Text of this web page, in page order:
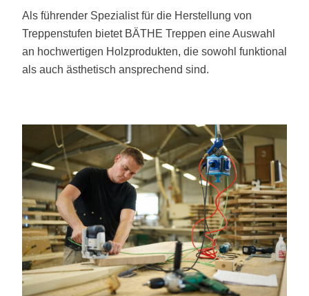
gewählt
werden
Als führender Spezialist für die Herstellung von
Treppenstufen bietet BÄTHE Treppen eine Auswahl
an hochwertigen Holzprodukten, die sowohl funktional
als auch ästhetisch ansprechend sind.